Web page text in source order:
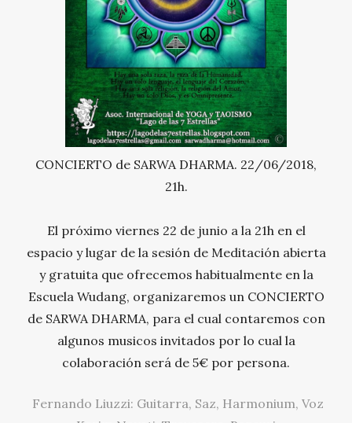
CONCIERTO de SARWA DHARMA. 22/06/2018,
21h.
El próximo viernes 22 de junio a la 21h en el
espacio y lugar de la sesión de Meditación abierta
y gratuita que ofrecemos habitualmente en la
Escuela Wudang, organizaremos un CONCIERTO
de SARWA DHARMA, para el cual contaremos con
algunos musicos invitados por lo cual la
colaboración será de 5€ por persona.
Fernando Liuzzi: Guitarra, Saz, Harmonium, Voz